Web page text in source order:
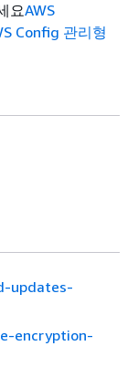
요AWS
Config 관리형
updates-
encryption-